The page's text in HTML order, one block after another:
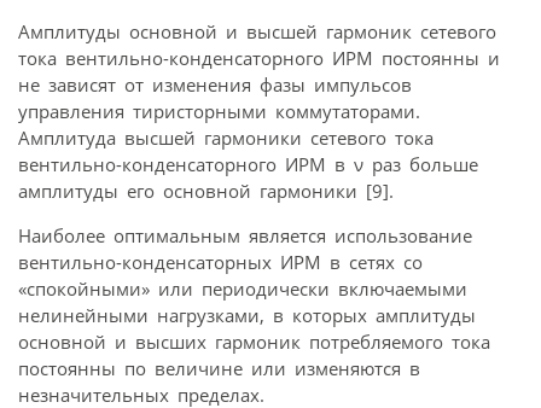
Амплитуды основной и высшей гармоник сетевого
тока вентильно-конденсаторного ИРМ постоянны и
не зависят от изменения фазы импульсов
управления тиристорными коммутаторами.
Амплитуда высшей гармоники сетевого тока
вентильно-конденсаторного ИРМ в ν раз больше
амплитуды его основной гармоники [9].
Наиболее оптимальным является использование
вентильно-конденсаторных ИРМ в сетях со
«спокойными» или периодически включаемыми
нелинейными нагрузками, в которых амплитуды
основной и высших гармоник потребляемого тока
постоянны по величине или изменяются в
незначительных пределах.